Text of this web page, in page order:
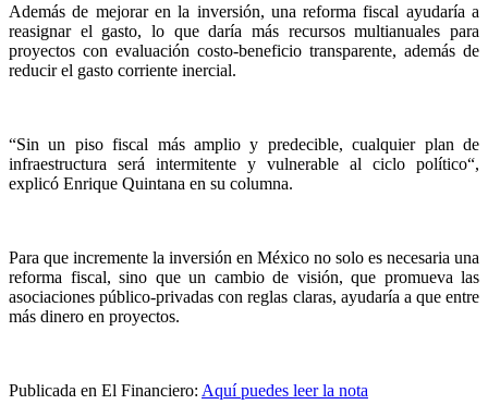
Además de mejorar en la inversión, una reforma fiscal ayudaría a
reasignar el gasto, lo que daría más recursos multianuales para
proyectos con evaluación costo-beneficio transparente, además de
reducir el gasto corriente inercial.
“Sin un piso fiscal más amplio y predecible, cualquier plan de
infraestructura será intermitente y vulnerable al ciclo político“,
explicó Enrique Quintana en su columna.
Para que incremente la inversión en México no solo es necesaria una
reforma fiscal, sino que un cambio de visión, que promueva las
asociaciones público-privadas con reglas claras, ayudaría a que entre
más dinero en proyectos.
Publicada en El Financiero: Aquí puedes leer la nota